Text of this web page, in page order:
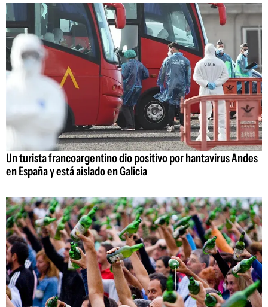
Un turista francoargentino dio positivo por hantavirus Andes
en España y está aislado en Galicia